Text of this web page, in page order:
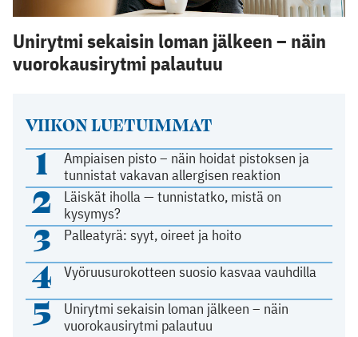
VIIKON LUETUIMMAT
1
Ampiaisen pisto – näin hoidat pistoksen ja
tunnistat vakavan allergisen reaktion
2
Läiskät iholla — tunnistatko, mistä on
kysymys?
3 Palleatyrä: syyt, oireet ja hoito
4 Vyöruusurokotteen suosio kasvaa vauhdilla
5
Unirytmi sekaisin loman jälkeen – näin
vuorokausirytmi palautuu
Unirytmi sekaisin loman jälkeen – näin
vuorokausirytmi palautuu